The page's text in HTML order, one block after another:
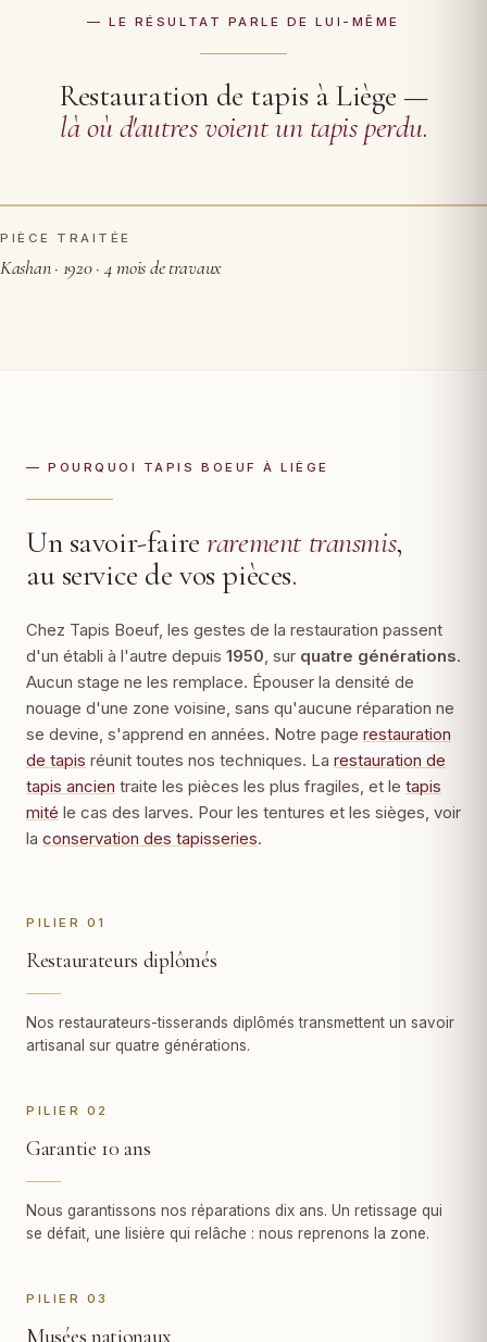
— LE RÉSULTAT PARLE DE LUI-MÊME
Restauration de tapis à Liège —
là où d'autres voient un tapis perdu.
AVANT RESTAURATION
PIÈCE TRAITÉE
Kashan · 1920 · 4 mois de travaux
— POURQUOI TAPIS BOEUF À LIÈGE
Un savoir-fairerarement transmis,
au service de vos pièces.
Chez Tapis Boeuf, les gestes de la restauration passent
d'un établi à l'autre depuis 1950 , sur quatre générations.
Aucun stage ne les remplace. Épouser la densité de
nouage d'une zone voisine, sans qu'aucune réparation ne
se devine, s'apprend en années. Notre page restauration
de tapis réunit toutes nos techniques. La restauration de
tapis ancien traite les pièces les plus fragiles, et le tapis
mité le cas des larves. Pour les tentures et les sièges, voir
la conservation des tapisseries.
PILIER 01
Restaurateurs diplômés
Nos restaurateurs-tisserands diplômés transmettent un savoir
artisanal sur quatre générations.
PILIER 02
Garantie 10 ans
Nous garantissons nos réparations dix ans. Un retissage qui
se défait, une lisière qui relâche : nous reprenons la zone.
PILIER 03
Musées nationaux